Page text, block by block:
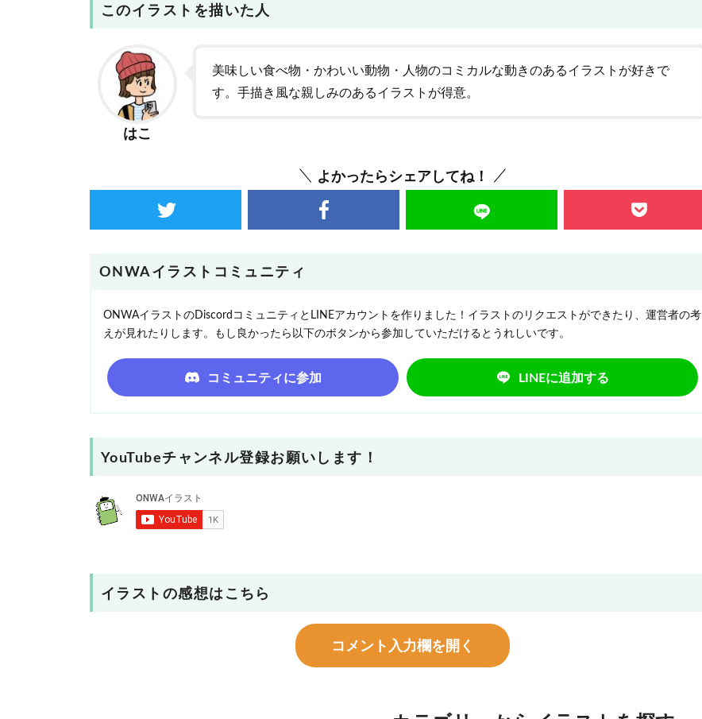
このイラストを描いた人
はこ
美味しい食べ物・かわいい動物・人物のコミカルな動きのあるイラストが好きで
す。手描き風な親しみのあるイラストが得意。
よかったらシェアしてね！
ONWAイラストコミュニティ
ONWAイラストのDiscordコミュニティとLINEアカウントを作りました！イラストのリクエストができたり、運営者の考
えが見れたりします。もし良かったら以下のボタンから参加していただけるとうれしいです。
コミュニティに参加 LINEに追加する
YouTubeチャンネル登録お願いします！
イラストの感想はこちら
コメント入力欄を開く